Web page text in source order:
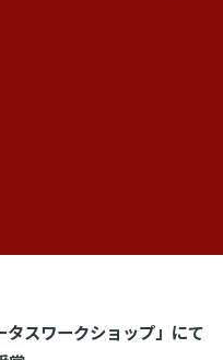
スワークショップ」にて